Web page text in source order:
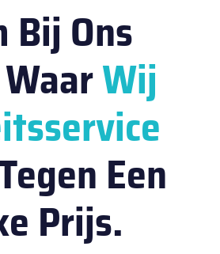
Bij Ons
Wij
Een
Prijs.